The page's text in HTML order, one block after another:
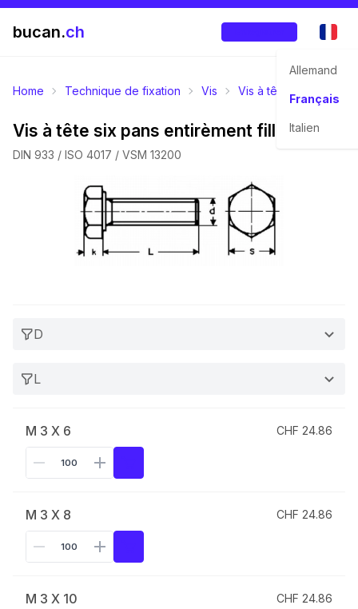
bucan.ch
Allemand
Français
Italien
Home Technique de fixation Vis Vis à tête six pans
Vis à tête six pans entirèment filletées
DIN 933 / ISO 4017 / VSM 13200
D
L
M 3 X 6 CHF 24.86
M 3 X 8 CHF 24.86
M 3 X 10 CHF 24.86